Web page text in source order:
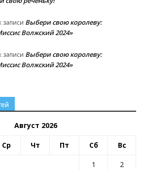
записи Выбери свою королеву:
Волжский 2024»
записи Выбери свою королеву:
Волжский 2024»
Август 2026
Ср Чт Пт Сб Вс
1
2